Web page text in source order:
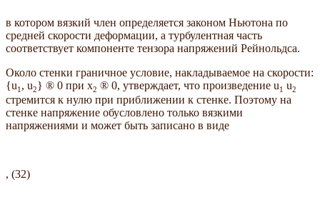
в котором вязкий член определяется законом Ньютона по
средней скорости деформации, а турбулентная часть
соответствует компоненте тензора напряжений Рейнольдса.
Около стенки граничное условие, накладываемое на скорости:
{u1 , u2} ® 0 при x2 ® 0, утверждает, что произведение u1 u2
стремится к нулю при приближении к стенке. Поэтому на
стенке напряжение обусловлено только вязкими
напряжениями и может быть записано в виде
, (32)